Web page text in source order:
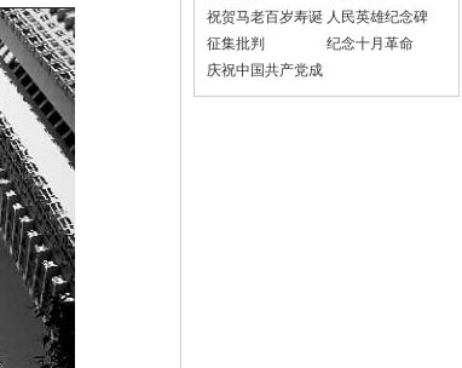
祝贺马老百岁寿诞 人民英雄纪念碑
征集批判
纪念十月革命
庆祝中国共产党成
立100周年